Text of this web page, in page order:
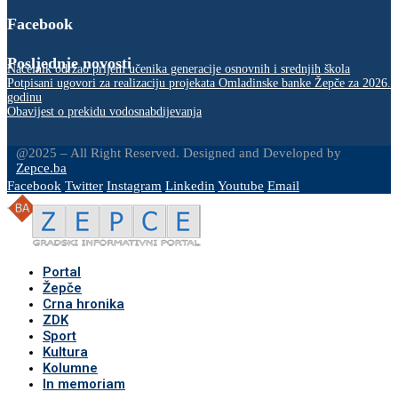
Facebook
Posljednje novosti
Načelnik održao prijem učenika generacije osnovnih i srednjih škola
Potpisani ugovori za realizaciju projekata Omladinske banke Žepče za 2026.
godinu
Obavijest o prekidu vodosnabdijevanja
@2025 – All Right Reserved. Designed and Developed by
Zepce.ba
Facebook Twitter Instagram LinkedinYoutube Email
Portal
Žepče
Crna hronika
ZDK
Sport
Kultura
Kolumne
In memoriam